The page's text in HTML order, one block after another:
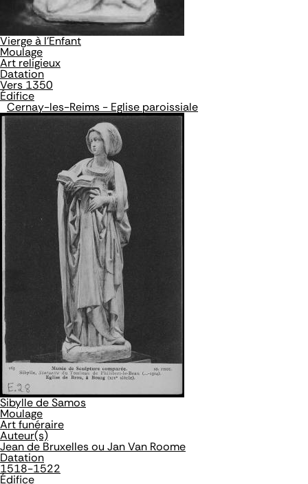
Vierge à l'Enfant
Moulage
Art religieux
Datation
Vers 1350
Édifice
Cernay-les-Reims - Eglise paroissiale
Sibylle de Samos
Moulage
Art funéraire
Auteur(s)
Jean de Bruxelles ou Jan Van Roome
Datation
1518-1522
Édifice